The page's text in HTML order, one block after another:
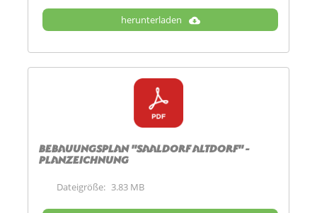
herunterladen
Bebauungsplan "Saaldorf Altdorf" -
Planzeichnung
Dateigröße: 3.83 MB